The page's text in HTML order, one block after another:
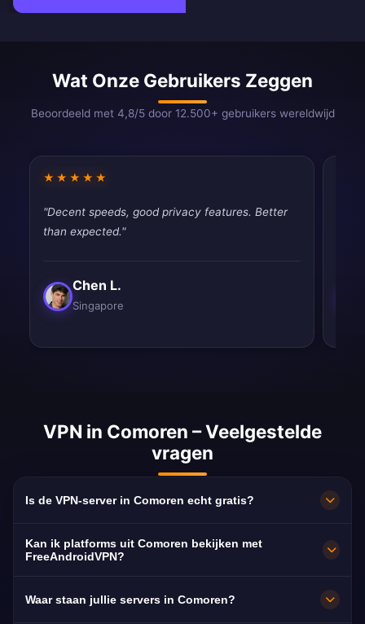
Wat Onze Gebruikers Zeggen
Beoordeeld met 4,8/5 door 12.500+ gebruikers wereldwijd
★★★★★
"Decent speeds, good privacy features. Better
than expected."
Chen L.
Singapore
VPN in Comoren – Veelgestelde
vragen
Is de VPN-server in Comoren echt gratis?
abonnement, creditcard of registratie, met
Kan ik platforms uit Comoren bekijken met
FreeAndroidVPN?
Télévision Nationale Comorienne en Comores
Waar staan jullie servers in Comoren?